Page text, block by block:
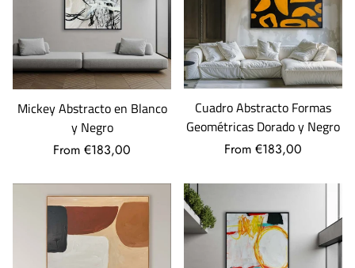
Mickey Abstracto en Blanco
y Negro
From €183,00
Cuadro Abstracto Formas
Geométricas Dorado y Negro
From €183,00